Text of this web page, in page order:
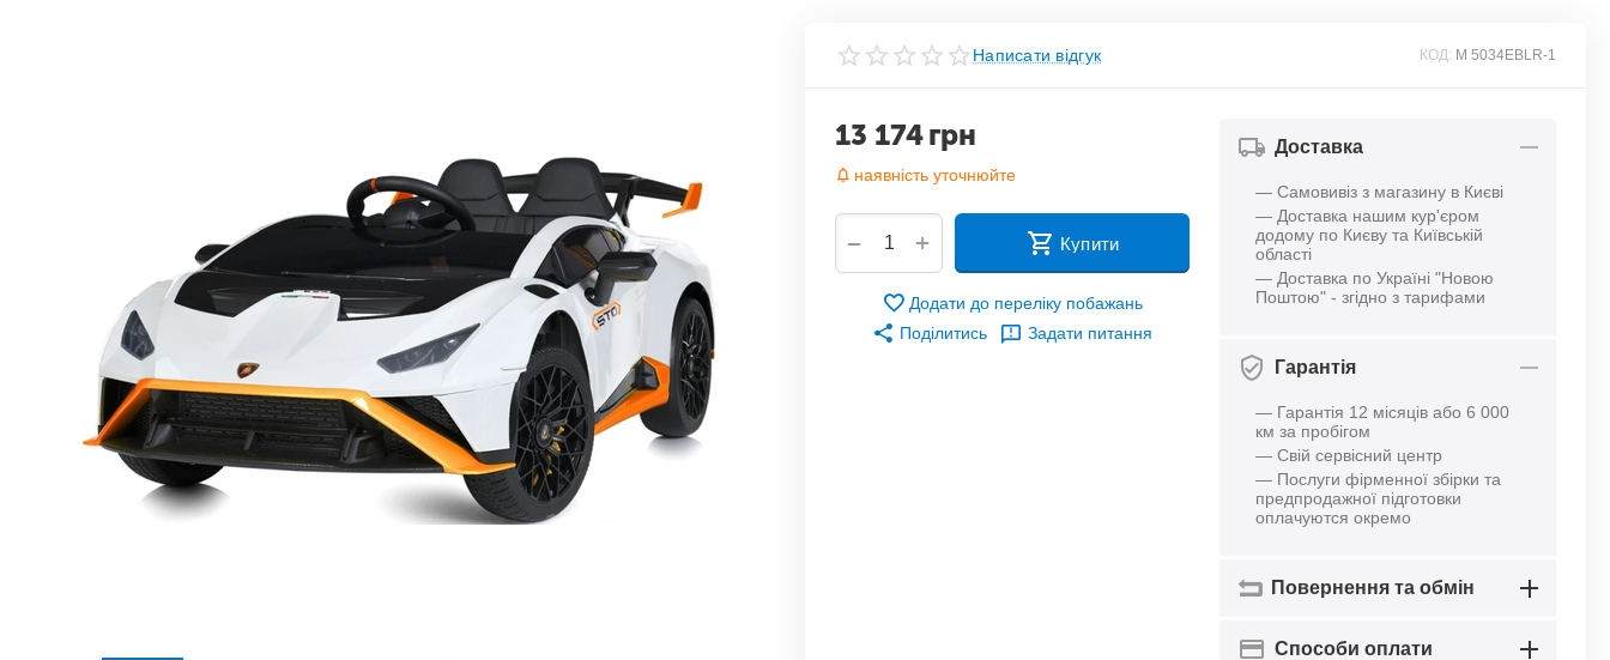
Написати відгук КОД: M 5034EBLR-1
13 174грн
наявність уточнюйте
+
− Купити
Додати до переліку побажань
Поділитись
Задати питання
Доставка
— Самовивіз з магазину в Києві
— Доставка нашим кур'єром
додому по Києву та Київській
області
— Доставка по Україні "Новою
Поштою" - згідно з тарифами
Гарантія
— Гарантія 12 місяців або 6 000
км за пробігом
— Свій сервісний центр
— Послуги фірменної збірки та
предпродажної підготовки
оплачуются окремо
Повернення та обмін
Способи оплати